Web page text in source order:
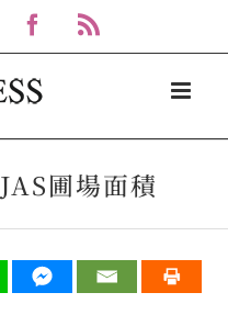
Facebook
圃場面積